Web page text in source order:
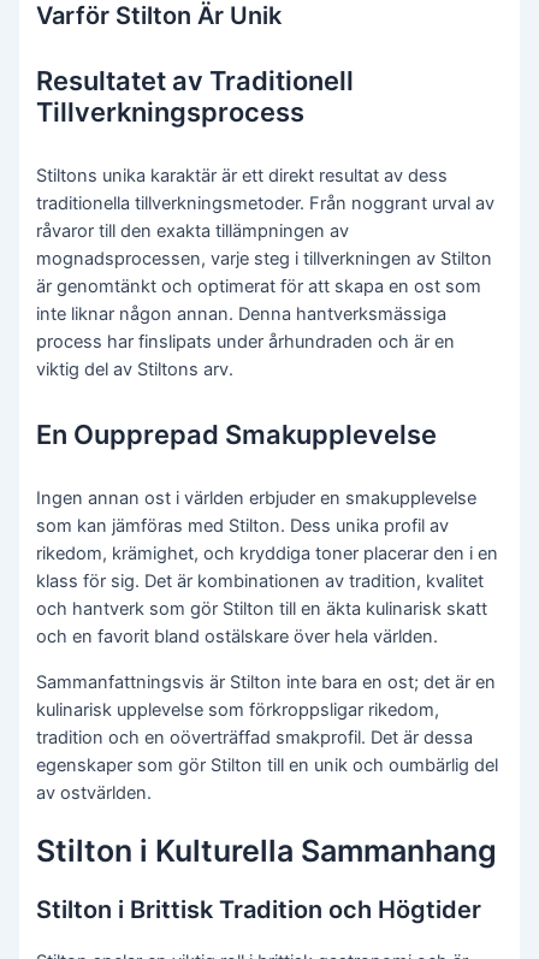
Varför Stilton Är Unik
Resultatet av Traditionell
Tillverkningsprocess
Stiltons unika karaktär är ett direkt resultat av dess
traditionella tillverkningsmetoder. Från noggrant urval av
råvaror till den exakta tillämpningen av
mognadsprocessen, varje steg i tillverkningen av Stilton
är genomtänkt och optimerat för att skapa en ost som
inte liknar någon annan. Denna hantverksmässiga
process har finslipats under århundraden och är en
viktig del av Stiltons arv.
En Oupprepad Smakupplevelse
Ingen annan ost i världen erbjuder en smakupplevelse
som kan jämföras med Stilton. Dess unika profil av
rikedom, krämighet, och kryddiga toner placerar den i en
klass för sig. Det är kombinationen av tradition, kvalitet
och hantverk som gör Stilton till en äkta kulinarisk skatt
och en favorit bland ostälskare över hela världen.
Sammanfattningsvis är Stilton inte bara en ost; det är en
kulinarisk upplevelse som förkroppsligar rikedom,
tradition och en oöverträffad smakprofil. Det är dessa
egenskaper som gör Stilton till en unik och oumbärlig del
av ostvärlden.
Stilton i Kulturella Sammanhang
Stilton i Brittisk Tradition och Högtider